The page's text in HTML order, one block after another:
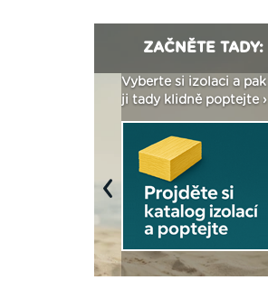
ZAČNĚTE TADY:
Vyberte si izolaci a pak
ji tady klidně poptejte ›
Previous